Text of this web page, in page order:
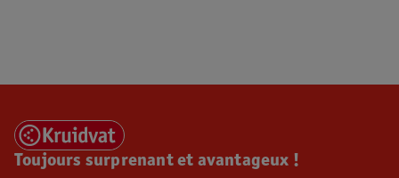
Toujours surprenant et avantageux !